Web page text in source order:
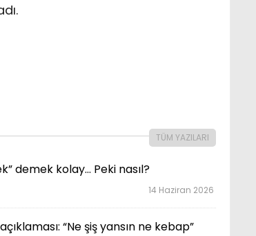
TÜM YAZILARI
demek kolay… Peki nasıl?
14 Haziran 2026
“Ne şiş yansın ne kebap”